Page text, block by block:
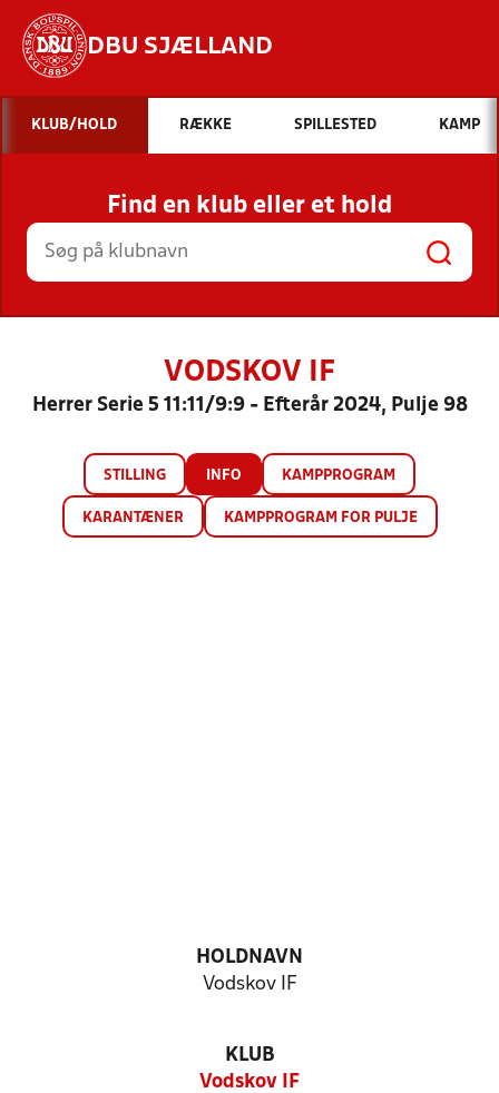
DBU SJÆLLAND
Hvad vil du søge efter?
INDHOLD OG NYHEDER
STILLINGER, RESULTATER, KLUBBER OG
HOLD
KLUB/HOLD RÆKKE SPILLESTED KAMP
Find en klub eller et hold
VODSKOV IF
Herrer Serie 5 11:11/9:9 - Efterår 2024, Pulje 98
STILLING INFO KAMPPROGRAM
KARANTÆNER KAMPPROGRAM FOR PULJE
HOLDNAVN
Vodskov IF
KLUB
Vodskov IF